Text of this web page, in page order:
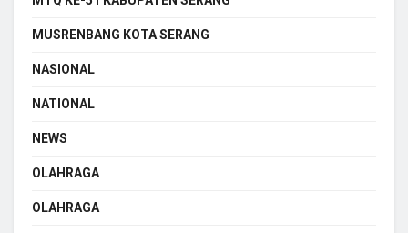
MUSRENBANG KOTA SERANG
NASIONAL
NATIONAL
NEWS
OLAHRAGA
OLAHRAGA